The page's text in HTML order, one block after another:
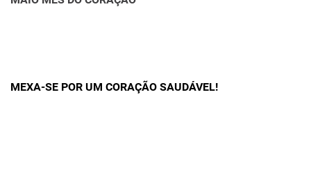
MEXA-SE POR UM CORAÇÃO SAUDÁVEL!